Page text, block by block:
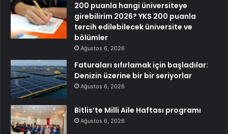
200 puanla hangi üniversiteye
girebilirim 2026? YKS 200 puanla
tercih edilebilecek üniversite ve
bölümler
Ağustos 6, 2026
Faturaları sıfırlamak için başladılar:
Denizin üzerine bir bir seriyorlar
Ağustos 6, 2026
Bitlis’te Milli Aile Haftası programı
Ağustos 6, 2026